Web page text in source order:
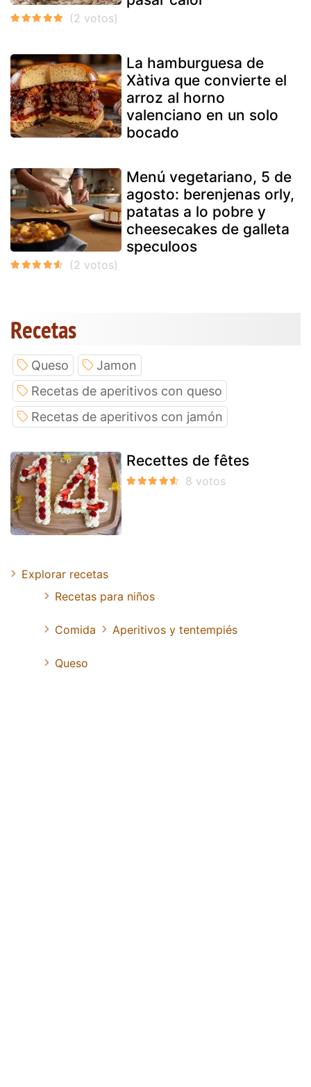
La hamburguesa de
Xàtiva que convierte el
arroz al horno
valenciano en un solo
bocado
Menú vegetariano, 5 de
agosto: berenjenas orly,
patatas a lo pobre y
cheesecakes de galleta
speculoos
Recetas
Queso
Jamon
Recetas de aperitivos con queso
Recetas de aperitivos con jamón
Recettes de fêtes
Explorar recetas
Recetas para niños
Comida Aperitivos y tentempiés
Queso